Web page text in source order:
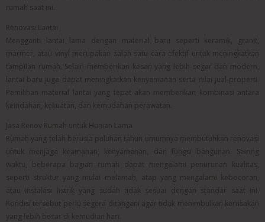
rumah saat ini.
Renovasi Lantai
Mengganti lantai lama dengan material baru seperti keramik, granit,
marmer, atau vinyl merupakan salah satu cara efektif untuk meningkatkan
tampilan rumah. Selain memberikan kesan yang lebih segar dan modern,
lantai baru juga dapat meningkatkan kenyamanan serta nilai jual properti.
Pemilihan material lantai yang tepat akan memberikan kombinasi antara
keindahan, kekuatan, dan kemudahan perawatan.
Jasa Renov Rumah untuk Hunian Lama
Rumah yang telah berusia puluhan tahun umumnya membutuhkan renovasi
untuk menjaga keamanan, kenyamanan, dan fungsi bangunan. Seiring
waktu, beberapa bagian rumah dapat mengalami penurunan kualitas,
seperti struktur yang mulai melemah, atap yang mengalami kebocoran,
atau instalasi listrik yang sudah tidak sesuai dengan standar saat ini.
Kondisi tersebut perlu segera ditangani agar tidak menimbulkan kerusakan
yang lebih besar di kemudian hari.